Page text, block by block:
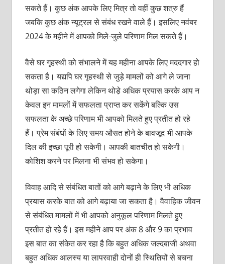
सकते हैं। कुछ अंक आपके लिए मित्र तो वहीं कुछ शत्रु हैं
जबकि कुछ अंक न्यूट्रल से संबंध रखने वाले हैं। इसलिए नवंबर
2024 के महीने में आपको मिले-जुले परिणाम मिल सकते हैं।
वैसे घर गृहस्थी को संभालने में यह महीना आपके लिए मददगार हो
सकता है। यद्यपि घर गृहस्थी से जुड़े मामलों को आगे ले जाना
थोड़ा सा कठिन लगेगा लेकिन थोडे़ अधिक प्रयास करके आप न
केवल इन मामलों में सफलता प्राप्त कर सकेंगे बल्कि उस
सफलता के अच्छे परिणाम भी आपको मिलते हुए प्रतीत हो रहे
हैं। प्रेम संबंधों के लिए समय औसत होने के बावजूद भी आपके
दिल की इच्छा पूरी हो सकेगी। आपकी बातचीत हो सकेगी।
कोशिश करने पर मिलना भी संभव हो सकेगा।
विवाह आदि से संबंधित बातों को आगे बढ़ाने के लिए भी अधिक
प्रयास करके बात को आगे बढ़ाया जा सकता है। वैवाहिक जीवन
से संबंधित मामलों में भी आपको अनुकूल परिणाम मिलते हुए
प्रतीत हो रहे हैं। इस महीने आप पर अंक 8 और 9 का प्रभाव
इस बात का संकेत कर रहा है कि बहुत अधिक जल्दबाजी अथवा
बहुत अधिक आलस्य या लापरवाही दोनों ही स्थितियों से बचना